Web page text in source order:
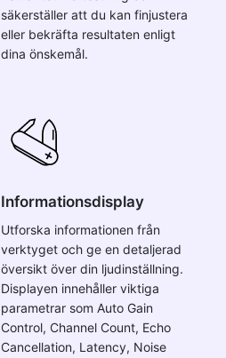
säkerställer att du kan finjustera
eller bekräfta resultaten enligt
dina önskemål.
Informationsdisplay
Utforska informationen från
verktyget och ge en detaljerad
översikt över din ljudinställning.
Displayen innehåller viktiga
parametrar som Auto Gain
Control, Channel Count, Echo
Cancellation, Latency, Noise